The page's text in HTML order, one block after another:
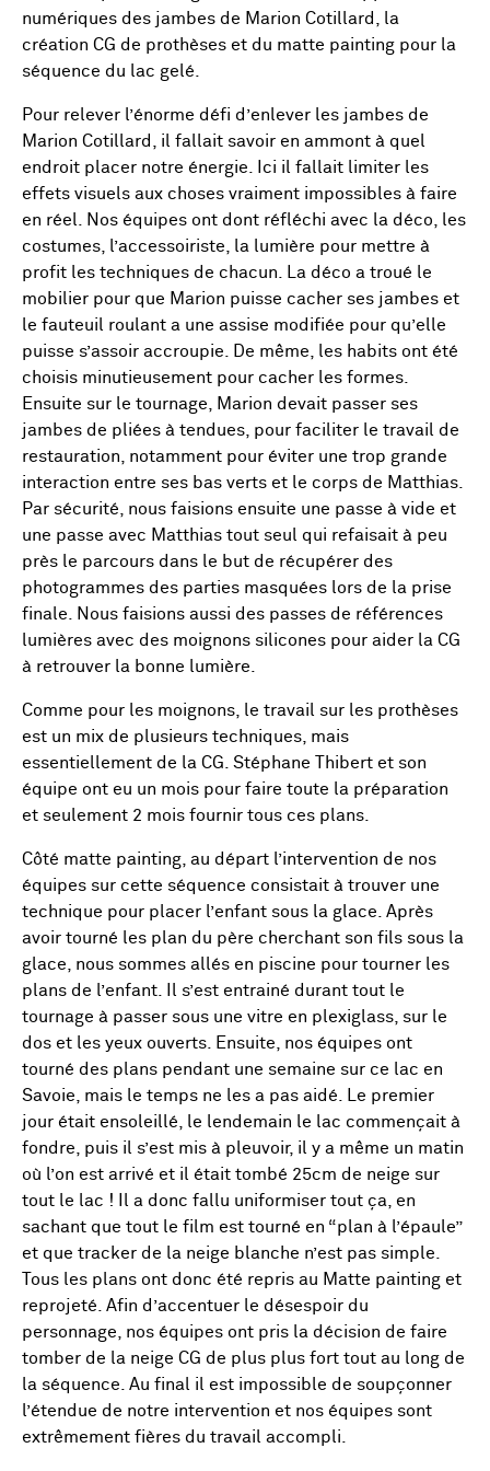
numériques des jambes de Marion Cotillard, la
création CG de prothèses et du matte painting pour la
séquence du lac gelé.
Pour relever l’énorme défi d’enlever les jambes de
Marion Cotillard, il fallait savoir en ammont à quel
endroit placer notre énergie. Ici il fallait limiter les
effets visuels aux choses vraiment impossibles à faire
en réel. Nos équipes ont dont réfléchi avec la déco, les
costumes, l’accessoiriste, la lumière pour mettre à
profit les techniques de chacun. La déco a troué le
mobilier pour que Marion puisse cacher ses jambes et
le fauteuil roulant a une assise modifiée pour qu’elle
puisse s’assoir accroupie. De même, les habits ont été
choisis minutieusement pour cacher les formes.
Ensuite sur le tournage, Marion devait passer ses
jambes de pliées à tendues, pour faciliter le travail de
restauration, notamment pour éviter une trop grande
interaction entre ses bas verts et le corps de Matthias.
Par sécurité, nous faisions ensuite une passe à vide et
une passe avec Matthias tout seul qui refaisait à peu
près le parcours dans le but de récupérer des
photogrammes des parties masquées lors de la prise
finale. Nous faisions aussi des passes de références
lumières avec des moignons silicones pour aider la CG
à retrouver la bonne lumière.
Comme pour les moignons, le travail sur les prothèses
est un mix de plusieurs techniques, mais
essentiellement de la CG. Stéphane Thibert et son
équipe ont eu un mois pour faire toute la préparation
et seulement 2 mois fournir tous ces plans.
Côté matte painting, au départ l’intervention de nos
équipes sur cette séquence consistait à trouver une
technique pour placer l’enfant sous la glace. Après
avoir tourné les plan du père cherchant son fils sous la
glace, nous sommes allés en piscine pour tourner les
plans de l’enfant. Il s’est entrainé durant tout le
tournage à passer sous une vitre en plexiglass, sur le
dos et les yeux ouverts. Ensuite, nos équipes ont
tourné des plans pendant une semaine sur ce lac en
Savoie, mais le temps ne les a pas aidé. Le premier
jour était ensoleillé, le lendemain le lac commençait à
fondre, puis il s’est mis à pleuvoir, il y a même un matin
où l’on est arrivé et il était tombé 25cm de neige sur
tout le lac ! Il a donc fallu uniformiser tout ça, en
sachant que tout le film est tourné en “plan à l’épaule”
et que tracker de la neige blanche n’est pas simple.
Tous les plans ont donc été repris au Matte painting et
reprojeté. Afin d’accentuer le désespoir du
personnage, nos équipes ont pris la décision de faire
tomber de la neige CG de plus plus fort tout au long de
la séquence. Au final il est impossible de soupçonner
l’étendue de notre intervention et nos équipes sont
extrêmement fières du travail accompli.